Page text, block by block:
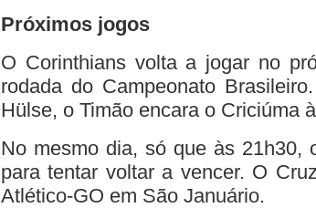
Próximos jogos
O Corinthians volta a jogar no
rodada do Campeonato
Hülse, o Timão encara o Criciúma
No mesmo dia, só que às 21h30,
para tentar voltar a vencer. O
Atlético-GO em São Januário.